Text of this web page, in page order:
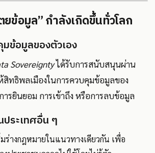
ยข้อมูล” กำลังเกิดขึ้นทั่วโลก
ข้อมูลของตัวเอง
Sovereigntyได้รับการสนับสนุนผ่าน
สิทธิพลเมืองในการควบคุมข้อมูลของ
ารยินยอม การเข้าถึง หรือการลบข้อมูล
ประเทศอื่น ๆ
ร่างกฎหมายในแนวทางเดียวกัน เพื่อ